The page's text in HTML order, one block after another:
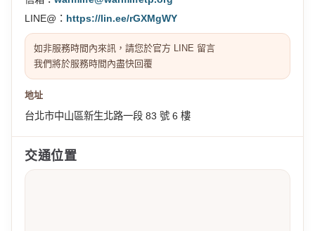
LINE@： https://lin.ee/rGXMgWY
如非服務時間內來訊，請您於官方 LINE 留言
我們將於服務時間內盡快回覆
地址
台北市中山區新生北路一段 83 號 6 樓
交通位置